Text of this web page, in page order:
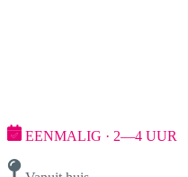
EENMALIG · 2—4 UUR